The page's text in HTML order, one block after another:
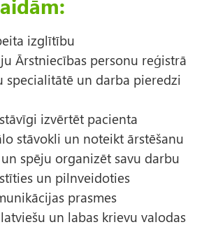
izglītību
Ārstniecības personu reģistrā
specialitātē un darba pieredzi
izvērtēt pacienta
stāvokli un noteikt ārstēšanu
spēju organizēt savu darbu
un pilnveidoties
prasmes
un labas krievu valodas